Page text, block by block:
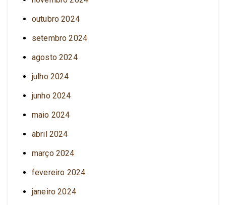
outubro 2024
setembro 2024
agosto 2024
julho 2024
junho 2024
maio 2024
abril 2024
março 2024
fevereiro 2024
janeiro 2024